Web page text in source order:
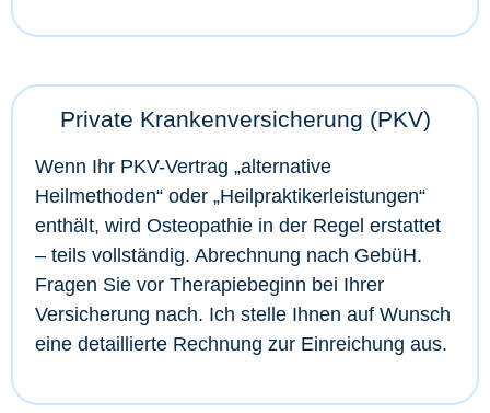
Private Krankenversicherung (PKV)
Wenn Ihr PKV-Vertrag „alternative
Heilmethoden“ oder „Heilpraktikerleistungen“
enthält, wird Osteopathie in der Regel erstattet
– teils vollständig. Abrechnung nach GebüH.
Fragen Sie vor Therapiebeginn bei Ihrer
Versicherung nach. Ich stelle Ihnen auf Wunsch
eine detaillierte Rechnung zur Einreichung aus.